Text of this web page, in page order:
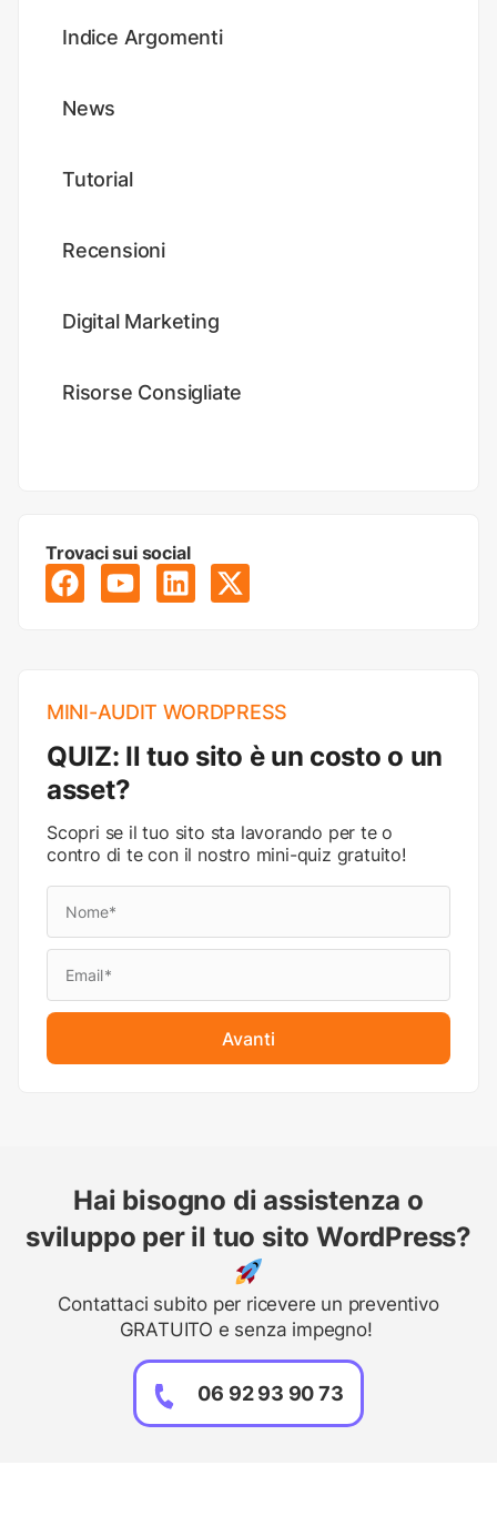
Indice Argomenti
News
Tutorial
Recensioni
Digital Marketing
Risorse Consigliate
Trovaci sui social
MINI-AUDIT WORDPRESS
QUIZ: Il tuo sito è un costo o un
asset?
Scopri se il tuo sito sta lavorando per te o
contro di te con il nostro mini-quiz gratuito!
Avanti
Hai bisogno di assistenza o
sviluppo per il tuo sito WordPress?
Contattaci subito per ricevere un preventivo
GRATUITO e senza impegno!
06 92 93 90 73